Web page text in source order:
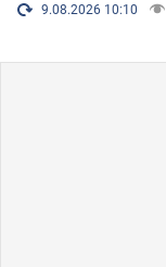
9.08.2026 10:10